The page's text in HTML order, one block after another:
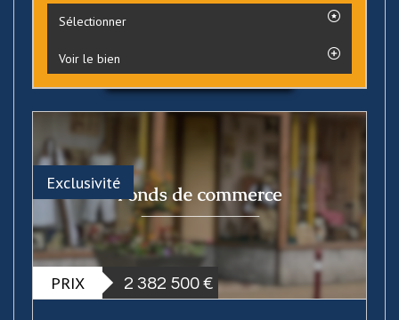
Sélectionner
Voir le bien
Exclusivité
PRIX 2 382 500 €